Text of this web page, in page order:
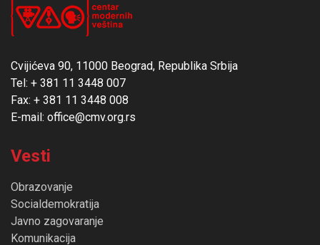
Cvijićeva 90, 11000 Beograd, Republika Srbija
Tel: + 381 11 3448 007
Fax: + 381 11 3448 008
E-mail: office@cmv.org.rs
Vesti
Obrazovanje
Socialdemokratija
Javno zagovaranje
Komunikacija